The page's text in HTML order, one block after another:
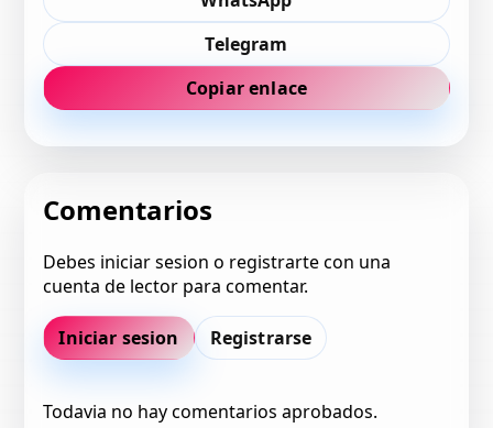
Telegram
Copiar enlace
Comentarios
Debes iniciar sesion o registrarte con una
cuenta de lector para comentar.
Iniciar sesion Registrarse
Todavia no hay comentarios aprobados.